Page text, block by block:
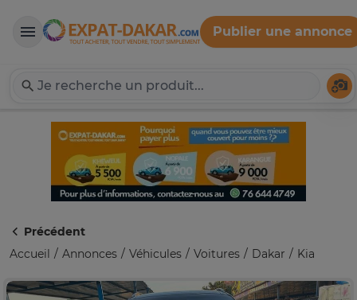
Expat-Dakar
Publier une annonce
Précédent
Accueil
Annonces Véhicules Voitures Dakar Kia